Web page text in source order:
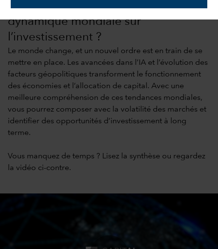
Quels seront les effets de la nouvelle
dynamique mondiale sur
l’investissement ?
Le monde change, et un nouvel ordre est en train de se
mettre en place. Les avancées dans l’IA et l’évolution des
facteurs géopolitiques transforment le fonctionnement
des économies et l’allocation de capital. Avec une
meilleure compréhension de ces tendances mondiales,
vous pourrez composer avec la volatilité des marchés et
identifier des opportunités d’investissement à long
terme.
Vous manquez de temps ? Lisez la synthèse ou regardez
la vidéo ci-contre.